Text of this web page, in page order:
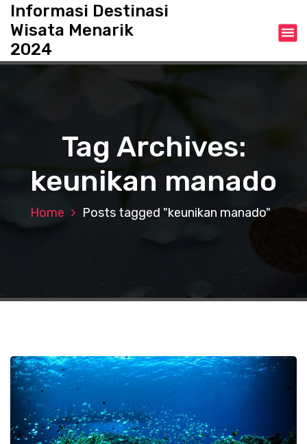
t
Informasi Destinasi
Wisata Menarik
2024
Tag Archives:
keunikan manado
Home Posts tagged "keunikan manado"